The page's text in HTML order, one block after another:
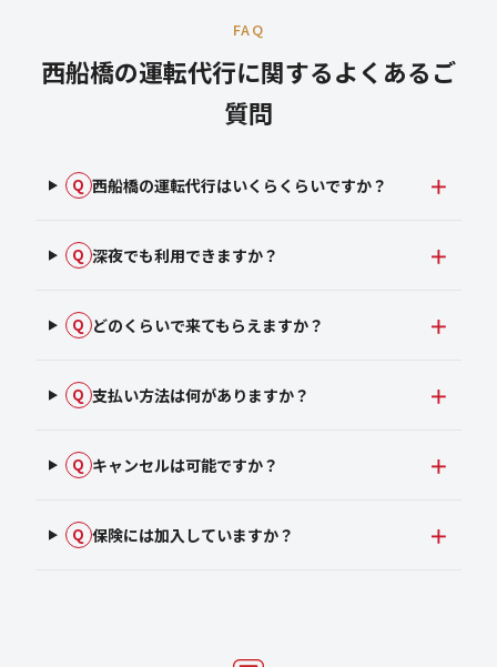
FAQ
西船橋の運転代行に関するよくあるご
質問
Q 西船橋の運転代行はいくらくらいですか？
Q 深夜でも利用できますか？
Q どのくらいで来てもらえますか？
Q 支払い方法は何がありますか？
Q キャンセルは可能ですか？
Q 保険には加入していますか？